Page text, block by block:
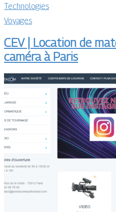
Technologies
Voyages
CEV | Location de
caméra à Paris